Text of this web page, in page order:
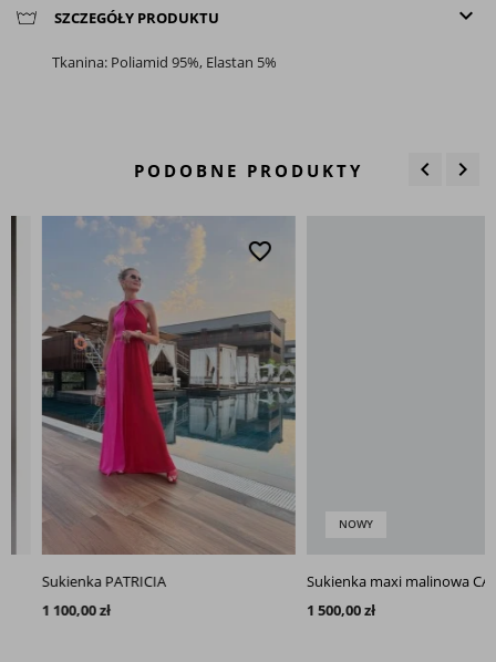
keyboard_arrow_down
SZCZEGÓŁY PRODUKTU
Tkanina: Poliamid 95%, Elastan 5%
PODOBNE PRODUKTY keyboard_arrow_left keyboard_arrow_right
favorite_border
Sukienka PATRICIA
1 100,00 zł
NOWY
Sukienka maxi malinowa CAPRI
1 500,00 zł